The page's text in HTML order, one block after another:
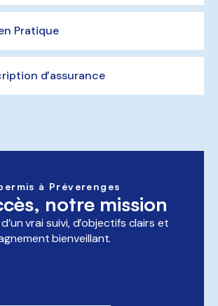
Pratique
d’assurance
à Préverenges
notre mission
vrai suivi, d’objectifs clairs et
bienveillant.